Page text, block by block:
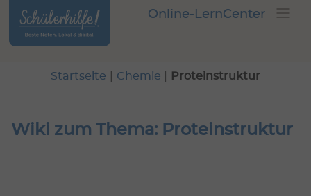
Online-LernCenter
Startseite Chemie Proteinstruktur
Wiki zum Thema: Proteinstruktur